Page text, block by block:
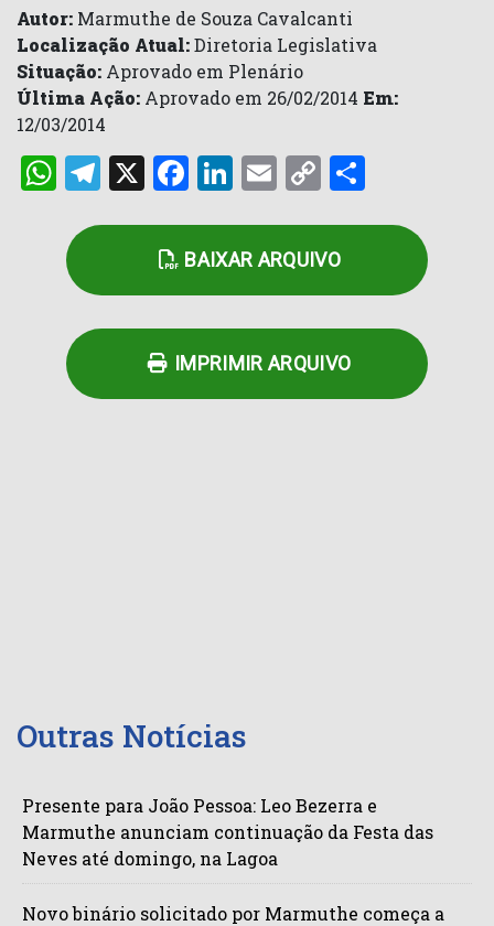
Autor: Marmuthe de Souza Cavalcanti
Localização Atual:Diretoria Legislativa
Situação: Aprovado em Plenário
Última Ação: Aprovado em 26/02/2014 Em:
12/03/2014
WhatsApp
Telegram
X Facebook
LinkedIn
Email
Copy
BAIXAR ARQUIVO
IMPRIMIR ARQUIVO
Outras Notícias
Presente para João Pessoa: Leo Bezerra e
Marmuthe anunciam continuação da Festa das
Neves até domingo, na Lagoa
Novo binário solicitado por Marmuthe começa a